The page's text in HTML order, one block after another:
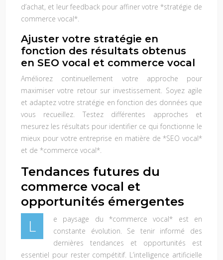
d’achat, et leur feedback pour affiner votre *stratégie de
commerce vocal*.
Ajuster votre stratégie en
fonction des résultats obtenus
en SEO vocal et commerce vocal
Améliorez continuellement votre approche pour
maximiser votre retour sur investissement. Soyez agile
et adaptez votre stratégie en fonction des données que
vous recueillez. Testez différentes approches et
mesurez les résultats pour identifier ce qui fonctionne le
mieux pour votre entreprise en matière de *SEO vocal*
et de *commerce vocal*.
Tendances futures du
commerce vocal et
opportunités émergentes
L
e paysage du *commerce vocal* est en
constante évolution. Se tenir informé des
dernières tendances et opportunités est
essentiel pour rester compétitif. L’intelligence artificielle